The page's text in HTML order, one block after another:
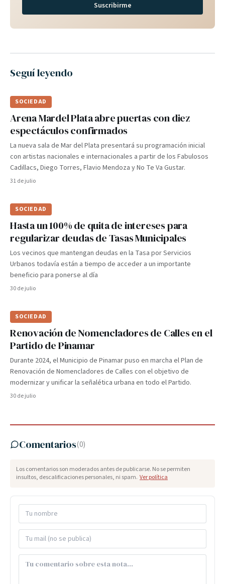
Suscribirme
Seguí leyendo
SOCIEDAD
Arena Mardel Plata abre puertas con diez
espectáculos confirmados
La nueva sala de Mar del Plata presentará su programación inicial
con artistas nacionales e internacionales a partir de los Fabulosos
Cadillacs, Diego Torres, Flavio Mendoza y No Te Va Gustar.
31 de julio
SOCIEDAD
Hasta un 100% de quita de intereses para
regularizar deudas de Tasas Municipales
Los vecinos que mantengan deudas en la Tasa por Servicios
Urbanos todavía están a tiempo de acceder a un importante
beneficio para ponerse al día
30 de julio
SOCIEDAD
Renovación de Nomencladores de Calles en el
Partido de Pinamar
Durante 2024, el Municipio de Pinamar puso en marcha el Plan de
Renovación de Nomencladores de Calles con el objetivo de
modernizar y unificar la señalética urbana en todo el Partido.
30 de julio
Comentarios(0)
Los comentarios son moderados antes de publicarse. No se permiten
insultos, descalificaciones personales, ni spam. Ver política